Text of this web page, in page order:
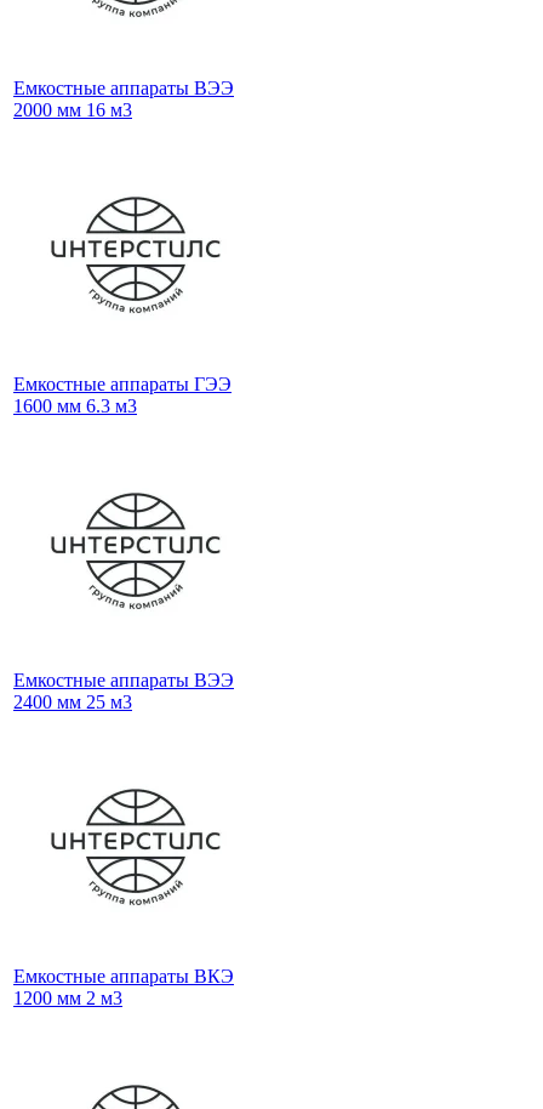
Емкостные аппараты ВЭЭ
2000 мм 16 м3
Емкостные аппараты ГЭЭ
1600 мм 6.3 м3
Емкостные аппараты ВЭЭ
2400 мм 25 м3
Емкостные аппараты ВКЭ
1200 мм 2 м3